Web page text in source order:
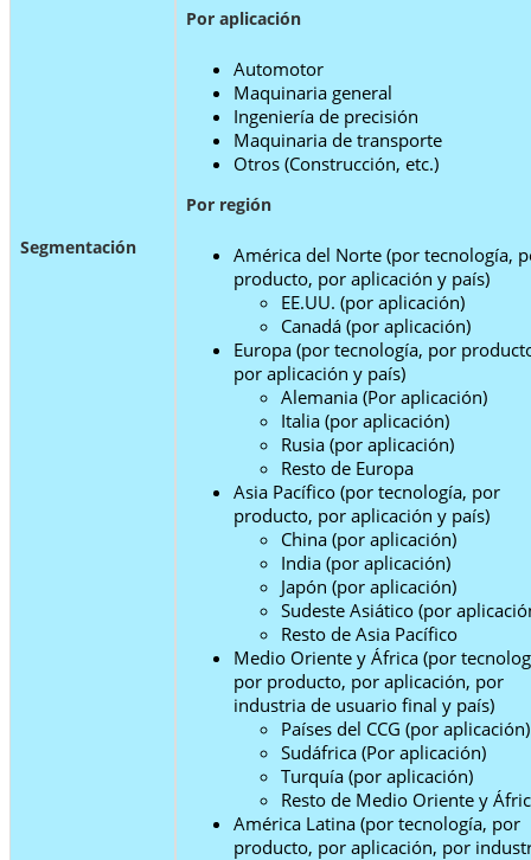
Segmentación
Por aplicación
Automotor
Maquinaria general
Ingeniería de precisión
Maquinaria de transporte
Otros (Construcción, etc.)
Por región
América del Norte (por tecnología,
producto, por aplicación y país)
EE.UU. (por aplicación)
Canadá (por aplicación)
Europa (por tecnología, por
por aplicación y país)
Alemania (Por aplicación)
Italia (por aplicación)
Rusia (por aplicación)
Resto de Europa
Asia Pacífico (por tecnología, por
producto, por aplicación y país)
China (por aplicación)
India (por aplicación)
Japón (por aplicación)
Sudeste Asiático (por
Resto de Asia Pacífico
Medio Oriente y África (por
por producto, por aplicación, por
industria de usuario final y país)
Países del CCG (por aplicación)
Sudáfrica (Por aplicación)
Turquía (por aplicación)
Resto de Medio Oriente y
América Latina (por tecnología, por
producto, por aplicación, por